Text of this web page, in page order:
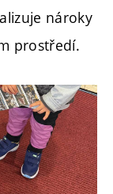
nároky
prostředí.